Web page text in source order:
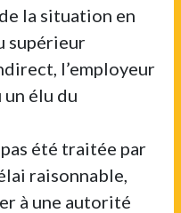
la situation en
supérieur
l’employeur
élu du
pas été traitée par
raisonnable,
à une autorité